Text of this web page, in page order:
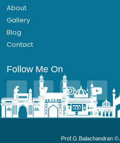
About
Gallery
Blog
Contact
Follow Me On
F
a
c
e
T
w
i
t
I
n
s
t
g
Y
o
u
t
b
Prof.G.Balachandran ©